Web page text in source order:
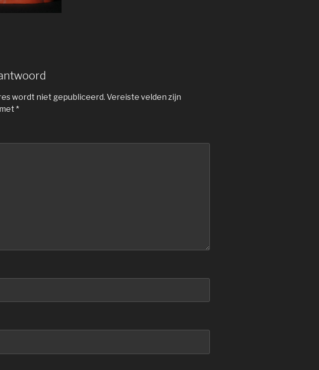
wordt niet gepubliceerd. Vereiste velden zijn
*